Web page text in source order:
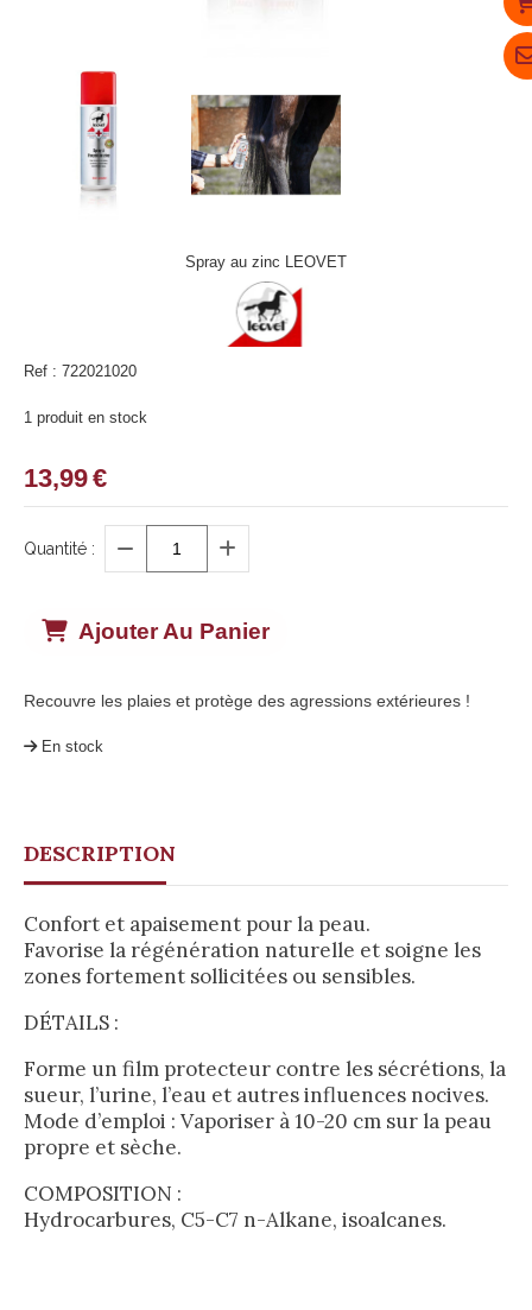
Spray au zinc LEOVET
Ref : 722021020
13,99€
1 produit en stock
Quantité :
Ajouter Au Panier
Recouvre les plaies et protège des agressions extérieures !
En stock
DESCRIPTION
Confort et apaisement pour la peau.
Favorise la régénération naturelle et soigne les
zones fortement sollicitées ou sensibles.
DÉTAILS :
Forme un film protecteur contre les sécrétions, la
sueur, l’urine, l’eau et autres influences nocives.
Mode d’emploi : Vaporiser à 10-20 cm sur la peau
propre et sèche.
COMPOSITION :
Hydrocarbures, C5-C7 n-Alkane, isoalcanes.